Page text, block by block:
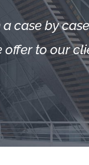
case by
offer to our